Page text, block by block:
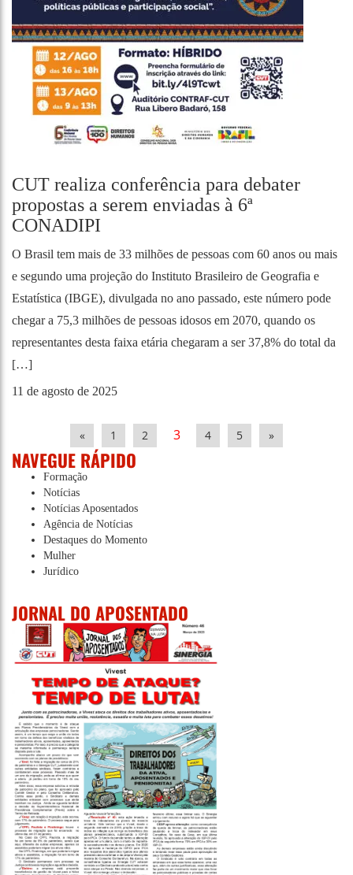
CUT realiza conferência para debater
propostas a serem enviadas à 6ª
CONADIPI
O Brasil tem mais de 33 milhões de pessoas com 60 anos ou mais
e segundo uma projeção do Instituto Brasileiro de Geografia e
Estatística (IBGE), divulgada no ano passado, este número pode
chegar a 75,3 milhões de pessoas idosos em 2070, quando os
representantes desta faixa etária chegaram a ser 37,8% do total da
[…]
11 de agosto de 2025
« 1 2 3 4 5 »
NAVEGUE RÁPIDO
Formação
Notícias
Notícias Aposentados
Agência de Notícias
Destaques do Momento
Mulher
Jurídico
JORNAL DO APOSENTADO